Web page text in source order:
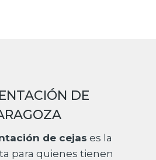
DE
de cejas es la
para quienes tienen